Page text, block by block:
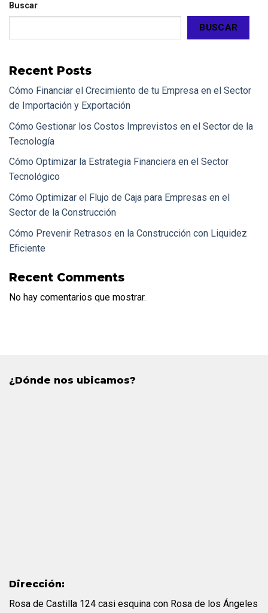
Buscar
BUSCAR
Recent Posts
Cómo Financiar el Crecimiento de tu Empresa en el Sector
de Importación y Exportación
Cómo Gestionar los Costos Imprevistos en el Sector de la
Tecnología
Cómo Optimizar la Estrategia Financiera en el Sector
Tecnológico
Cómo Optimizar el Flujo de Caja para Empresas en el
Sector de la Construcción
Cómo Prevenir Retrasos en la Construcción con Liquidez
Eficiente
Recent Comments
No hay comentarios que mostrar.
¿Dónde nos ubicamos?
Dirección:
Rosa de Castilla 124 casi esquina con Rosa de los Ángeles